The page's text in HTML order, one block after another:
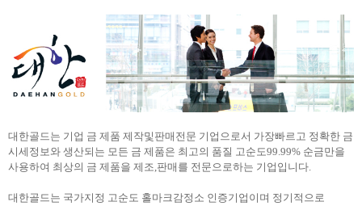
대한골드는 기업 금 제품 제작및판매전문 기업으로서 가장빠르고 정확한 금
시세정보와 생산되는 모든 금 제품은 최고의 품질 고순도99.99% 순금만을
사용하여 최상의 금 제품을 제조,판매를 전문으로하는 기업입니다.
대한골드는 국가지정 고순도 홀마크감정소 인증기업이며 정기적으로